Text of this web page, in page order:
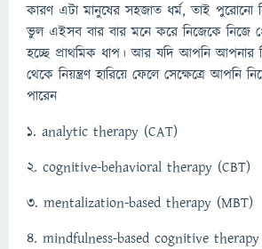
কারণ এটা মানুষের সহজাত ধর্ম, তাই পুরোনো
ভুল এইসব বার বার মনে করে নিজেকে নিজে
হচ্ছে প্রাথমিক ধাপ। আর যদি আপনি আপনার
থেকে নিয়ন্ত্রণ হারিয়ে ফেলে সেক্ষেত্রে আপনি
পারেন
1. analytic therapy (CAT)
2. cognitive-behavioral therapy (CBT)
3. mentalization-based therapy (MBT)
4. mindfulness-based cognitive therapy